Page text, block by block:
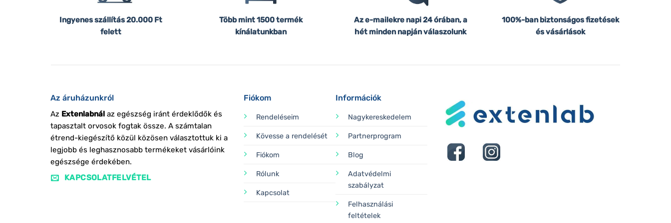
Ingyenes szállítás20.000 Ft
felett
Több mint 1500 termék
kínálatunkban
Az e-mailekre napi 24 órában, a
hét minden napján válaszolunk
100%-ban biztonságos fizetések
és vásárlások
Az áruházunkról
Az Extenlabnálaz egészség iránt érdeklődők és
tapasztalt orvosok fogtak össze. A számtalan
étrend-kiegészítő közül közösen választottuk ki a
legjobb és leghasznosabb termékeket vásárlóink
egészsége érdekében.
KAPCSOLATFELVÉTEL
Fiókom
Rendeléseim
Kövesse a rendelését
Fiókom
Rólunk
Kapcsolat
Információk
Nagykereskedelem
Partnerprogram
Blog
Adatvédelmi
szabályzat
Felhasználási
feltételek